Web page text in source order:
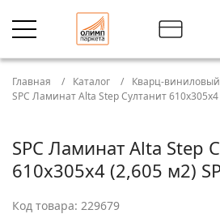
Главная Каталог Кварц-
SPC Ламинат Alta Step Султанит
SPC Ламинат Alta Step
610х305х4 (2,605 м2)
Код товара: 229679